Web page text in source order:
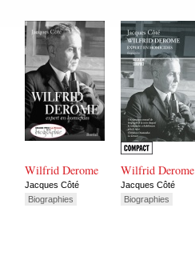
Wilfrid Derome
Jacques Côté
Biographies
Wilfrid Derome
Jacques Côté
Biographies